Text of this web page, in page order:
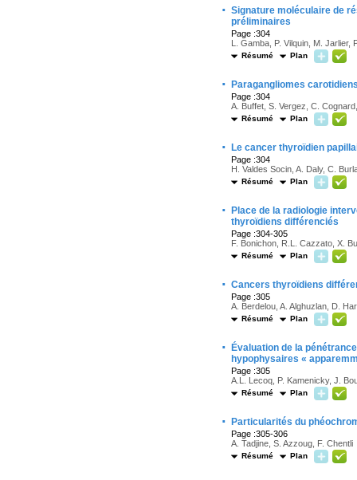
· Signature moléculaire de
préliminaires
Page :304
L. Gamba, P. Vilquin, M. Jarlier,
Résumé Plan
· Paragangliomes
Page :304
A. Buffet, S. Vergez, C.
Résumé Plan
· Le cancer thyroïdien
Page :304
H. Valdes Socin, A. Daly, C.
Résumé Plan
·
Place de la radiologie
thyroïdiens différenciés
Page :304-305
F. Bonichon, R.L. Cazzato, X.
Résumé Plan
· Cancers thyroïdiens
Page :305
A. Berdelou, A. Alghuzlan, D.
Résumé Plan
·
Évaluation de la
hypophysaires «
Page :305
A.L. Lecoq, P. Kamenicky, J.
Résumé Plan
· Particularités du
Page :305-306
A. Tadjine, S. Azzoug, F. Chentli
Résumé Plan